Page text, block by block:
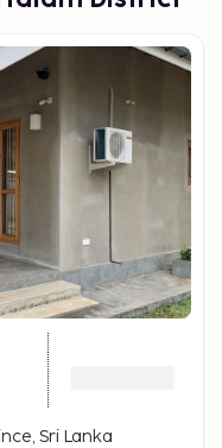
Sri Lanka